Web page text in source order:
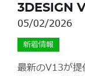
3DESIGN
05/02/2026
新着情報
最新のV13が提